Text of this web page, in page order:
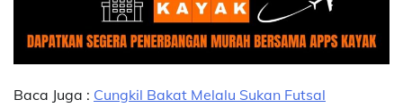
Baca Juga : Cungkil Bakat Melalu Sukan Futsal